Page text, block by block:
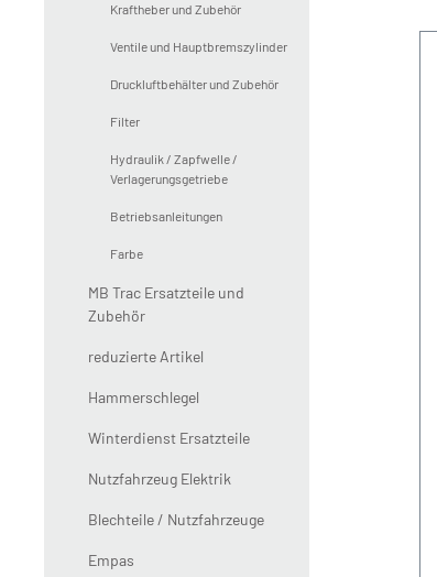
Kraftheber und Zubehör
Ventile und Hauptbremszylinder
Druckluftbehälter und Zubehör
Filter
Hydraulik / Zapfwelle /
Verlagerungsgetriebe
Betriebsanleitungen
Farbe
MB Trac Ersatzteile und
Zubehör
reduzierte Artikel
Hammerschlegel
Winterdienst Ersatzteile
Nutzfahrzeug Elektrik
Blechteile / Nutzfahrzeuge
Empas